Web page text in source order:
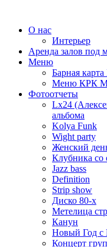
О нас
Интерьер
Аренда залов под
Меню
Барная
Меню КРК
Фотоотчеты
Lx24
альбома
Kolya Funk
Wight party
Женский
Клубника со
Jazz bass
Definition
Strip show
Диско 80-х
Метелица
Канун
Новый Год с
Концерт